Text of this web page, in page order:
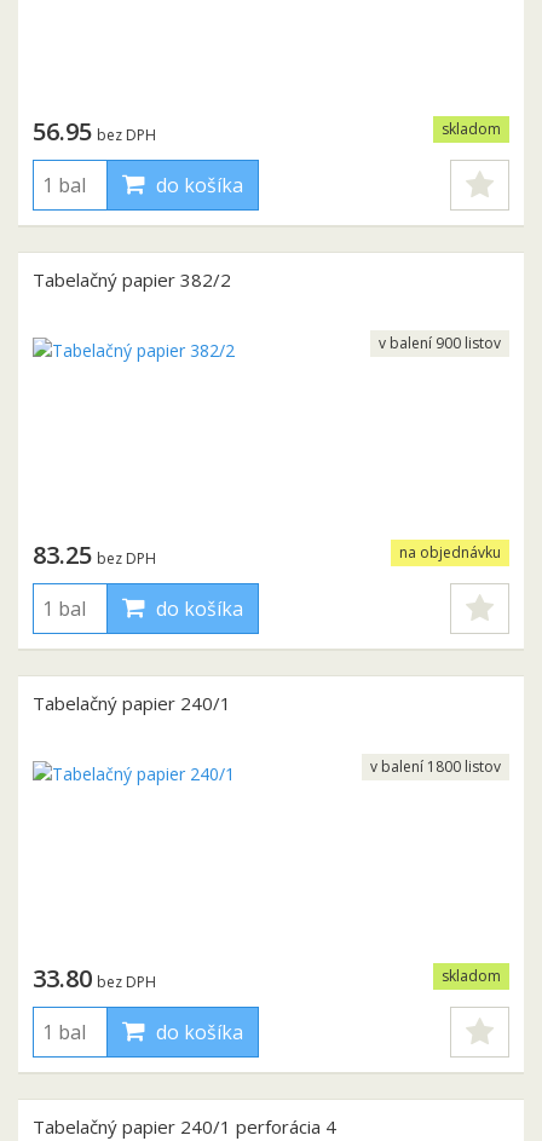
skladom
56.95 bez DPH
do košíka
Tabelačný papier 382/2
na objednávku
83.25 bez DPH
do košíka
v balení 900 listov
Tabelačný papier 240/1
skladom
33.80 bez DPH
do košíka
v balení 1800 listov
Tabelačný papier 240/1 perforácia 4